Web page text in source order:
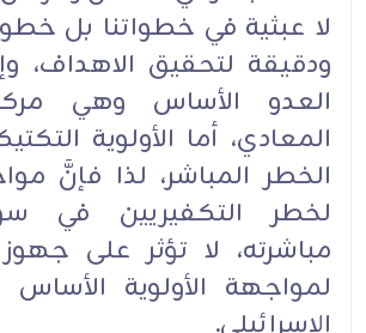
لا عبثية في خطواتنا بل
ودقيقة لتحقيق الاهداف،
العدو الأساس وهي
المعادي، أما الأولوية
الخطر المباشر، لذا فإنَّ
لخطر التكفيريين في
مباشرته، لا تؤثر على
لمواجهة الأولوية